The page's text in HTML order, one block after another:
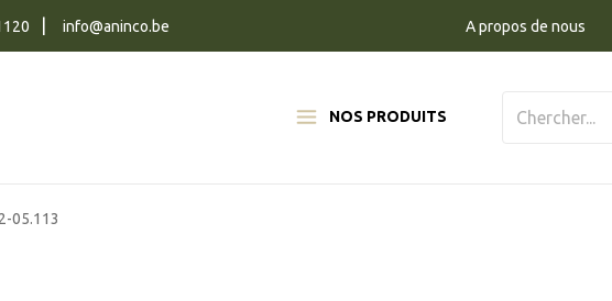
NOS PRODUITS
info@aninco.be A propos de nous
05.113